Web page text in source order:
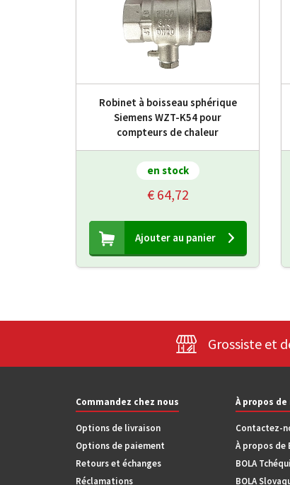
Robinet à boisseau sphérique
Siemens WZT-K54 pour
compteurs de chaleur
en stock
€ 64,72
Ajouter au panier
Grossiste et
Commandez chez nous
Options de livraison
Options de paiement
Retours et échanges
Réclamations
À propos de
Contactez-
À propos de
BOLA
BOLA